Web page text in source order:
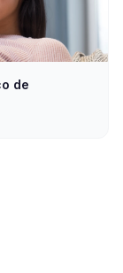
de